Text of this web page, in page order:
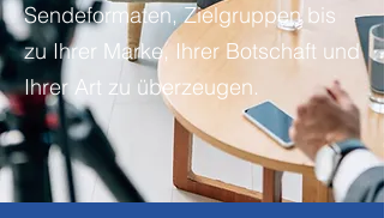
Sendeformaten, Zielgruppen bis
zu Ihrer Marke, Ihrer Botschaft und
Ihrer Art zu überzeugen.